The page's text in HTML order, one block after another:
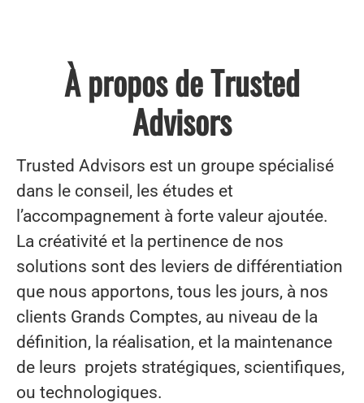
À propos de Trusted
Advisors
Trusted Advisors est un groupe spécialisé
dans le conseil, les études et
l’accompagnement à forte valeur ajoutée.
La créativité et la pertinence de nos
solutions sont des leviers de différentiation
que nous apportons, tous les jours, à nos
clients Grands Comptes, au niveau de la
définition, la réalisation, et la maintenance
de leurs projets stratégiques, scientifiques,
ou technologiques.